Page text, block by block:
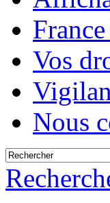
Vos
Nous